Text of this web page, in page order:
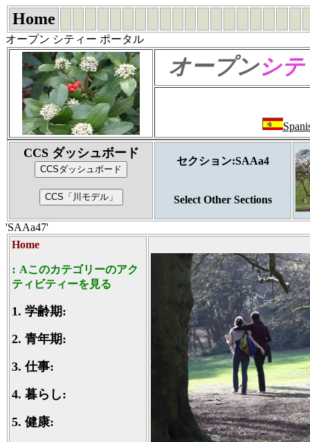
Home
オープン シティー ポータル
オープンシテ
CCS ダッシュボード
セクション:SAAa4
Select Other Sections
'SAAa47'
Home
: Aこのカテゴリーのアク
ティビティーを見る
1. 学齢期:
2. 青年期:
3.仕事:
4. 暮らし:
5. 健康: